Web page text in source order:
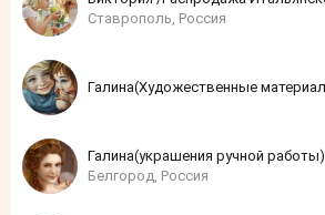
Ставрополь, Россия
Галина(украшения ручной работы)
Белгород, Россия